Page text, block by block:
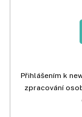
Přihlášením k
zpracování